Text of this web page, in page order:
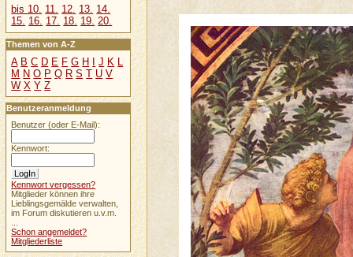
bis 10. 11. 12. 13. 14.
15. 16. 17. 18. 19. 20.
Themen von A-Z
A B C D E F G H I J K L
M N O P Q R S T U V
W X Y Z
Benutzeranmeldung
Benutzer (oder E-Mail):
Kennwort:
Kennwort vergessen?
Mitglieder können ihre
Lieblingsgemälde verwalten,
im Forum diskutieren u.v.m.
Schon angemeldet?
Mitgliederliste